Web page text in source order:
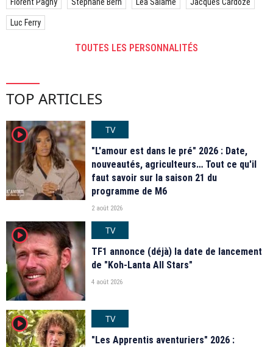
Luc Ferry
TOUTES LES PERSONNALITÉS
TOP ARTICLES
player2
TV
"L'amour est dans le pré" 2026 : Date,
nouveautés, agriculteurs… Tout ce qu'il
faut savoir sur la saison 21 du
programme de M6
2 août 2026
player2
TV
TF1 annonce (déjà) la date de lancement
de "Koh-Lanta All Stars"
4 août 2026
player2
TV
"Les Apprentis aventuriers" 2026 :